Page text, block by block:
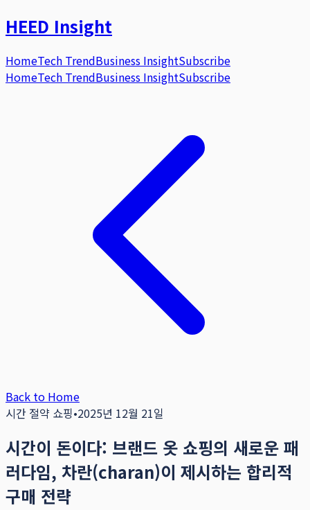
HEED Insight
HomeTech TrendBusiness InsightSubscribe
HomeTech TrendBusiness InsightSubscribe
Back to Home
시간 절약 쇼핑•2025년 12월 21일
시간이 돈이다: 브랜드 옷 쇼핑의 새로운 패
러다임, 차란(charan)이 제시하는 합리적
구매 전략